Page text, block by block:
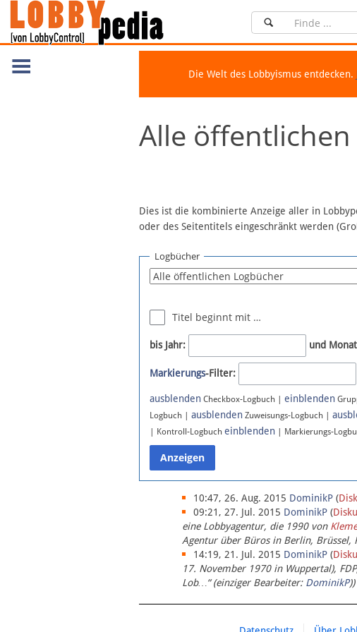
Die Welt des Lobbyismus entdecken.
Alle
Dies ist die kombinierte Anzeige aller in
oder des Seitentitels eingeschränkt werden
Logbücher
Titel beginnt mit …
bis Jahr: und
Markierungs-Filter:
ausblenden Checkbox-Logbuch | einblenden
Logbuch | ausblenden Zuweisungs-Logbuch |
| Kontroll-Logbuch einblenden | Markierungs-
10:47, 26. Aug. 2015 DominikP (
09:21, 27. Jul. 2015 DominikP (
eine Lobbyagentur, die 1990 von
Agentur über Büros in Berlin, Brüssel,
14:19, 21. Jul. 2015 DominikP (
17. November 1970 in Wuppertal),
Lob…“ (einziger Bearbeiter: DominikP))